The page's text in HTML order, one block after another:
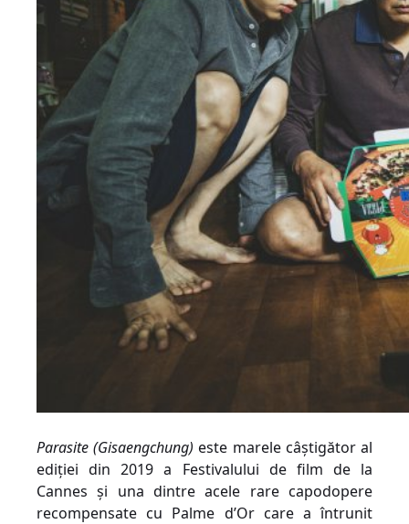
Parasite (Gisaengchung) este marele câștigător al
ediției din 2019 a Festivalului de film de la
Cannes și una dintre acele rare capodopere
recompensate cu Palme d’Or care a întrunit